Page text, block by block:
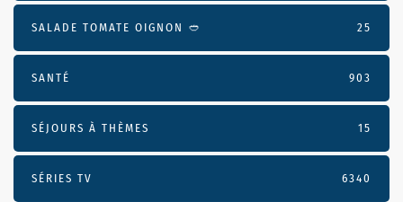
SALADE TOMATE OIGNON 🥙 25
SANTÉ 903
SÉJOURS À THÈMES 15
SÉRIES TV 6340